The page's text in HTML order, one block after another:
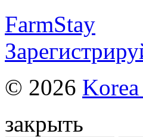
FarmStay
© 2026
закрыть